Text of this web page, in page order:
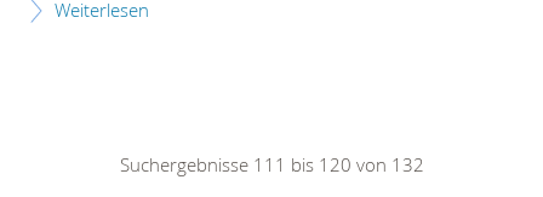
Weiterlesen
Suchergebnisse 111 bis 120 von 132